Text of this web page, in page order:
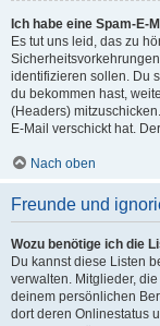
Ich habe eine Spam-E-
Es tut uns leid, das zu
identifizieren sollen. Du
du bekommen hast,
(Headers)
E-Mail verschickt hat.
Nach oben
Freunde und
Wozu benötige ich die
Du kannst diese Listen
verwalten. Mitglieder,
deinem persönlichen
dort deren Onlinestatus